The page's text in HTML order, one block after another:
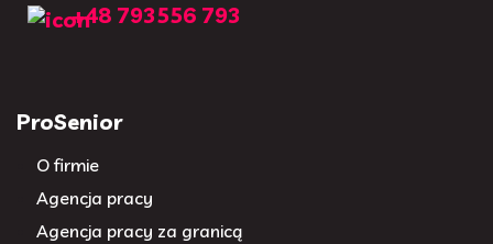
+48 793556 793
ProSenior
O firmie
Agencja pracy
Agencja pracy za granicą